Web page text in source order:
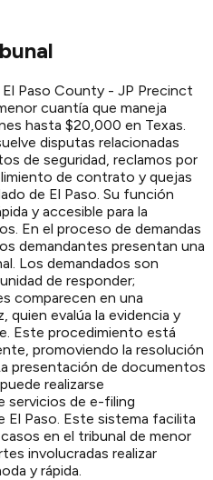
Paso County - JP Precinct
cuantía que maneja
hasta $20,000 en Texas.
disputas relacionadas
de seguridad, reclamos por
de contrato y quejas
de El Paso. Su función
y accesible para la
En el proceso de demandas
demandantes presentan una
Los demandados son
de responder;
comparecen en una
quien evalúa la evidencia y
Este procedimiento está
promoviendo la resolución
presentación de documentos
realizarse
servicios de e-filing
El Paso. Este sistema facilita
en el tribunal de menor
involucradas realizar
y rápida.